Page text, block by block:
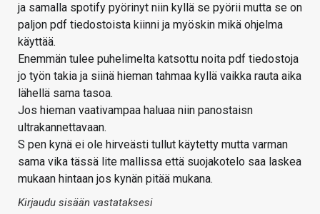
ja samalla spotify pyörinyt niin kyllä se pyörii mutta se on
paljon pdf tiedostoista kiinni ja myöskin mikä ohjelma
käyttää.
Enemmän tulee puhelimelta katsottu noita pdf tiedostoja
jo työn takia ja siinä hieman tahmaa kyllä vaikka rauta aika
lähellä sama tasoa.
Jos hieman vaativampaa haluaa niin panostaisn
ultrakannettavaan.
S pen kynä ei ole hirveästi tullut käytetty mutta varman
sama vika tässä lite mallissa että suojakotelo saa laskea
mukaan hintaan jos kynän pitää mukana.
Kirjaudu sisään vastataksesi